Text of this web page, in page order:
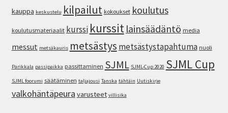
kauppa keskustelu kilpailut kokoukset koulutus
koulutusmateriaalit kurssi kurssit lainsäädäntö media
messut metsäkauris metsästys metsästystapahtuma nuoli
Parikkala passipaikka passittaminen SJML SJML-Cup 2020 SJML Cup
SJML foorumi säätäminen taljajousi Tanska tähtäin Uutiskirje
valkohäntäpeura varusteet villisika